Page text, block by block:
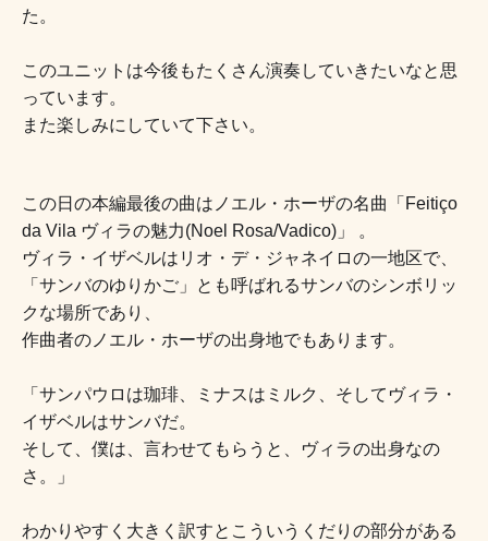
た。
このユニットは今後もたくさん演奏していきたいなと思
っています。
また楽しみにしていて下さい。
この日の本編最後の曲はノエル・ホーザの名曲「Feitiço
da Vila ヴィラの魅力(Noel Rosa/Vadico)」
。
ヴィラ・イザベルはリオ・デ・ジャネイロの一地区で、
「サンバのゆりかご」とも呼ばれるサンバのシンボリッ
クな場所であり、
作曲者のノエル・ホーザの出身地でもあります。
「サンパウロは珈琲、ミナスはミルク、そしてヴィラ・
イザベルはサンバだ。
そして、僕は、言わせてもらうと、ヴィラの出身なの
さ。」
わかりやすく大きく訳すとこういうくだりの部分がある